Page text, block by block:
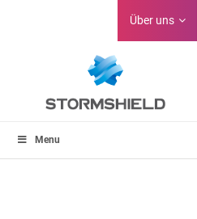
Über uns
Menu